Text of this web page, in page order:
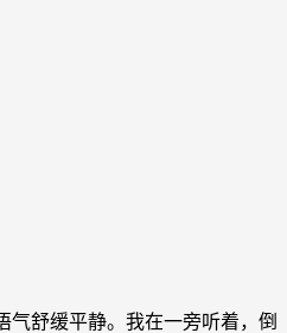
舒缓平静。我在一旁听着，倒